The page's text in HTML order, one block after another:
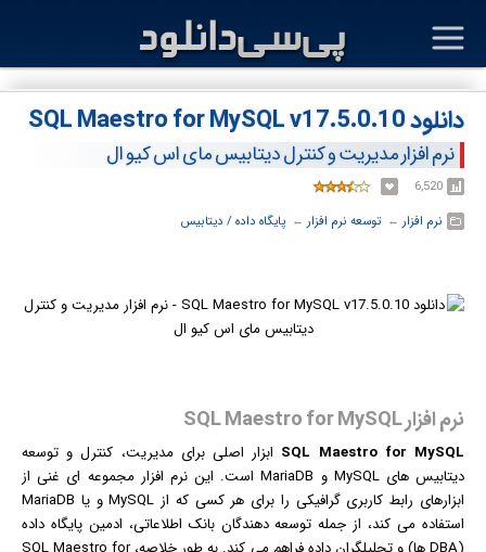
دانلود SQL Maestro for MySQL v17.5.0.10
نرم افزار مدیریت و کنترل دیتابیس مای اس کیو ال
6,520
نرم افزار ← ‏توسعه نرم افزار ← ‏ پایگاه داده / دیتابیس
نرم افزار SQL Maestro for MySQL
SQL Maestro for MySQL ابزار اصلی برای مدیریت، کنترل و توسعه
دیتابیس های MySQL و MariaDB است. این
نرم افزار مجموعه ای غنی از
ابزارهای رابط کاربریگرافیک
ی را برای هر کسی که از MySQL و یا MariaDB
استفاده می کند، از جمله توسعه دهندگان بانک اطلاعاتی، ادمین پایگاه داده